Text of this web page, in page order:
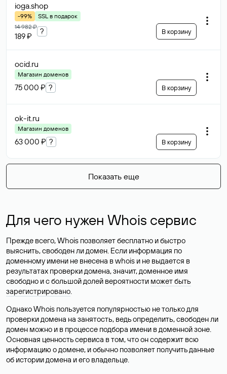
ioga.shop
-99%
SSL в подарок
14 982 ₽
189 ₽
? В корзину
ocid.ru
Магазин доменов
75 000 ₽ ? В корзину
ok-it.ru
Магазин доменов
63 000 ₽ ? В корзину
Показать еще
Для чего нужен Whois сервис
Прежде всего, Whois позволяет бесплатно и быстро
выяснить, свободен ли домен. Если информация по
доменному имени не внесена в whois и не выдается в
результатах проверки домена, значит, доменное имя
свободно и с большой долей вероятности может быть
зарегистрировано.
Однако Whois пользуется популярностью не только для
проверки домена на занятость, ведь определить, свободен ли
домен можно и в процессе подбора имени в доменной зоне.
Основная ценность сервиса в том, что он содержит всю
информацию о домене, и обычно позволяет получить данные
об истории домена и его владельце.